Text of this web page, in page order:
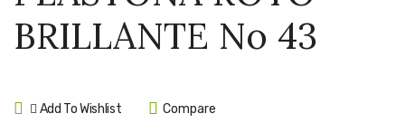
BRILLANTE No 43
Add To Wishlist Compare